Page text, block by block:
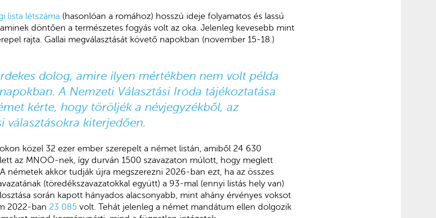
lista létszáma (hasonlóan a romához) hosszú ideje folyamatos és lassú
döntően a természetes fogyás volt az oka. Jelenleg kevesebb mint
rajta. Gallai megválasztását követő napokban (november 15-18.)
dolog, amire ilyen mértékben nem volt példa
A Nemzeti Választási Iroda tájékoztatása
kérte, hogy töröljék a névjegyzékből, az
választásokra kiterjedően.
közel 32 ezer ember szerepelt a német listán, amiből 24 630
az MNOÖ-nek, így durván 1500 szavazaton múlott, hogy meglett
németek akkor tudják újra megszerezni 2026-ban ezt, ha az összes
(töredékszavazatokkal együtt) a 93-mal (ennyi listás hely van)
során kapott hányados alacsonyabb, mint ahány érvényes voksot
2022-ban 23 085 volt. Tehát jelenleg a német mandátum ellen dolgozik